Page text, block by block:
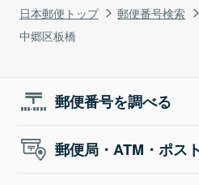
日本郵便トップ 郵便番号検索
中郷区板橋
郵便番号を調べる
郵便局・ATM・ポス